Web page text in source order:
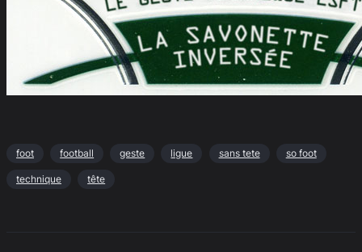
foot football geste ligue sans tete so foot
technique tête